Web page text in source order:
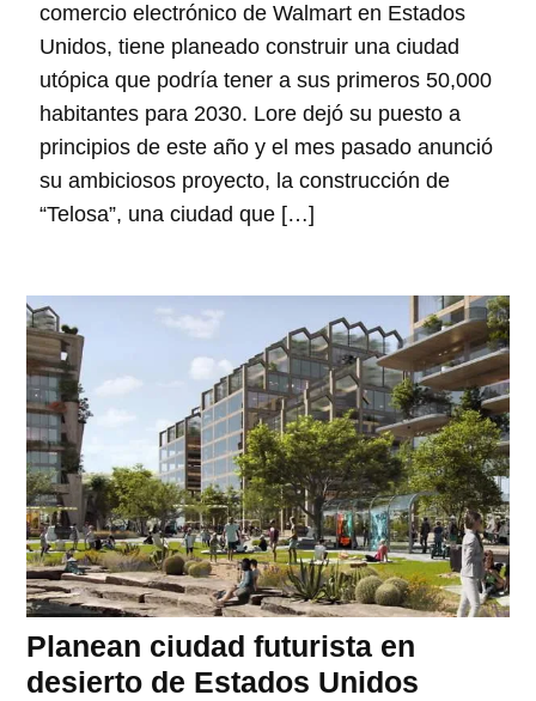
comercio electrónico de Walmart en Estados
Unidos, tiene planeado construir una ciudad
utópica que podría tener a sus primeros 50,000
habitantes para 2030. Lore dejó su puesto a
principios de este año y el mes pasado anunció
su ambiciosos proyecto, la construcción de
“Telosa”, una ciudad que […]
Planean ciudad futurista en
desierto de Estados Unidos